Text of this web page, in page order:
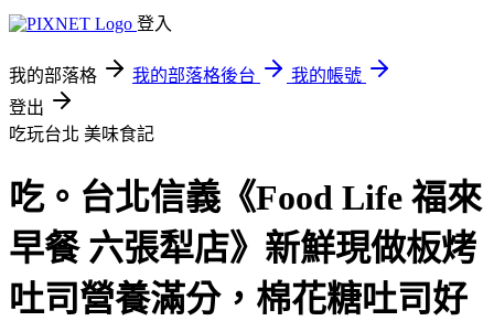
登入
我的部落格 我的部落格後台
我的帳號
登出
吃玩台北 美味食記
吃。台北信義《Food Life 福來
早餐 六張犁店》新鮮現做板烤
吐司營養滿分，棉花糖吐司好